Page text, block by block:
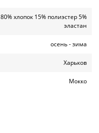
80% хлопок 15% полиэстер 5%
эластан
осень - зима
Харьков
Мокко